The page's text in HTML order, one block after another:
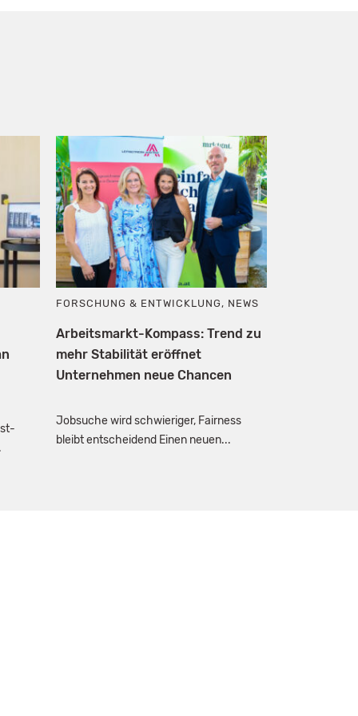
FORSCHUNG & ENTWICKLUNG , NEWS
Arbeitsmarkt-Kompass: Trend zu
mehr Stabilität eröffnet
Unternehmen neue Chancen
Jobsuche wird schwieriger, Fairness
bleibt entscheidend Einen neuen...